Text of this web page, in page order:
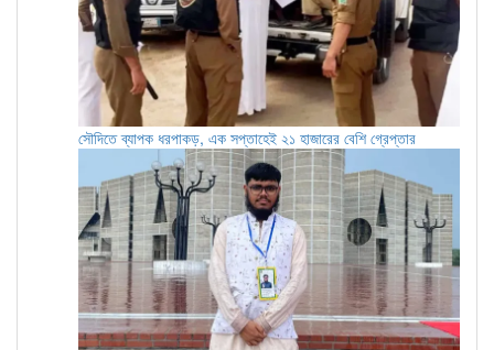
সৌদিতে ব্যাপক ধরপাকড়, এক সপ্তাহেই ২১ হাজারের বেশি গ্রেপ্তার